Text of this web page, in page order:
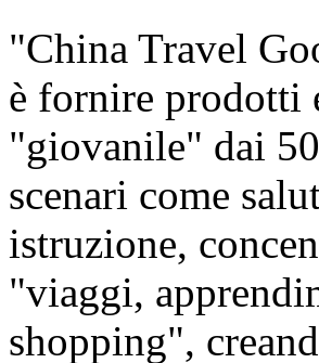
"China Travel
è fornire prodotti
"giovanile" dai
scenari come
istruzione,
"viaggi,
shopping",